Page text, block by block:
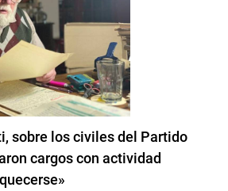
sobre los civiles del Partido
cargos con actividad